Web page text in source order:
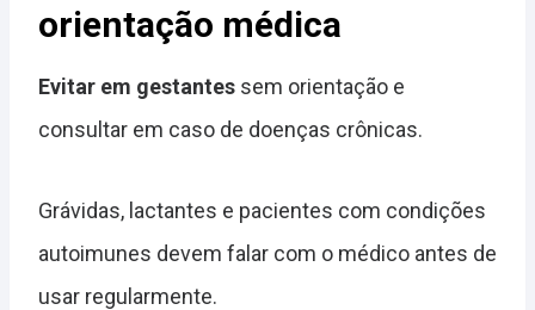
orientação médica
Evitar em gestantes sem orientação e
consultar em caso de doenças crônicas.
Grávidas, lactantes e pacientes com condições
autoimunes devem falar com o médico antes de
usar regularmente.